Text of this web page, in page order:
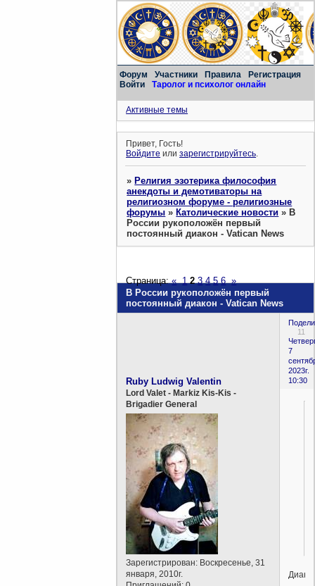
Форум Участники Правила
Регистрация
Войти
Таролог и психолог онлайн
Активные темы
Привет, Гость!
Войдите илизарегистрируйтесь.
»Религия эзотерика философия
анекдоты и демотиваторы на
религиозном форуме - религиозные
форумы »Католические новости »В
России рукоположён первый
постоянный диакон - Vatican News
В России рукоположён первый
постоянный диакон - Vatican News
Страница:« 1 2 3 4 5 6 »
11
7
2023г.
10:30
Ruby Ludwig Valentin
Lord Valet - Markiz Kis-Kis -
Brigadier General
Зарегистрирован: Воскресенье, 31
января, 2010г.